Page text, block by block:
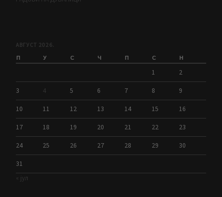
АВГУСТ 2026.
П У С Ч П С Н
1 2
3 4 5 6 7 8 9
10 11 12 13 14 15 16
17 18 19 20 21 22 23
24 25 26 27 28 29 30
31
« јул